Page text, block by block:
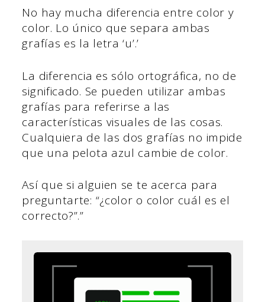
No hay mucha diferencia entre color y
color. Lo único que separa ambas
grafías es la letra ‘u’.’
La diferencia es sólo ortográfica, no de
significado. Se pueden utilizar ambas
grafías para referirse a las
características visuales de las cosas.
Cualquiera de las dos grafías no impide
que una pelota azul cambie de color.
Así que si alguien se te acerca para
preguntarte: “¿color o color cuál es el
correcto?”.”